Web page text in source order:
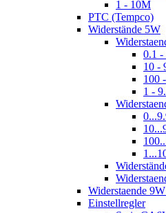
1 - 10M
PTC (Tempco)
Widerstände 5W
0.1 -
10 -
100
1 -
Widerstaende
Einstellregler